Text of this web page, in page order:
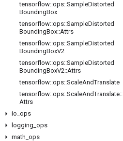
tensorflow::ops::SampleDistorted
BoundingBox
tensorflow::ops::SampleDistorted
BoundingBox::Attrs
tensorflow::ops::SampleDistorted
BoundingBoxV2
tensorflow::ops::SampleDistorted
BoundingBoxV2::Attrs
tensorflow::ops::ScaleAndTranslate
tensorflow::ops::ScaleAndTranslate::
Attrs
io ops
logging ops
math ops